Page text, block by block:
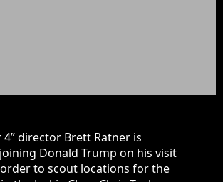
4” director Brett Ratner is
Donald Trump on his visit
to scout locations for the